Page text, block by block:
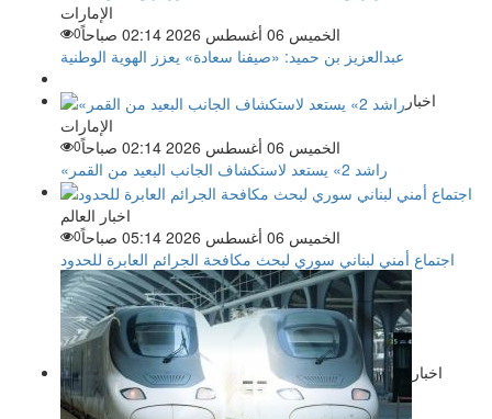
الإمارات
الخميس 06 أغسطس 2026 02:14 صباحاً
0
عبدالعزيز بن حميد: «صيفنا سعادة» يعزز الهوية الوطنية
اخبار
الإمارات
الخميس 06 أغسطس 2026 02:14 صباحاً
0
«راشد 2» يستعد لاستكشاف الجانب البعيد من القمر
اخبار العالم
الخميس 06 أغسطس 2026 05:14 صباحاً
0
اجتماع أمني لبناني سوري لبحث مكافحة الجرائم العابرة للحدود
اخبار